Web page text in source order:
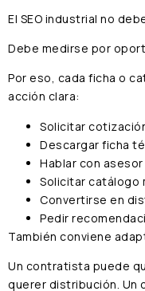
El SEO industrial no
Debe medirse por
Por eso, cada ficha o
acción clara:
Solicitar
Descargar ficha
Hablar con asesor
Solicitar catálogo
Convertirse en
Pedir
También conviene
Un contratista puede
querer distribución. Un